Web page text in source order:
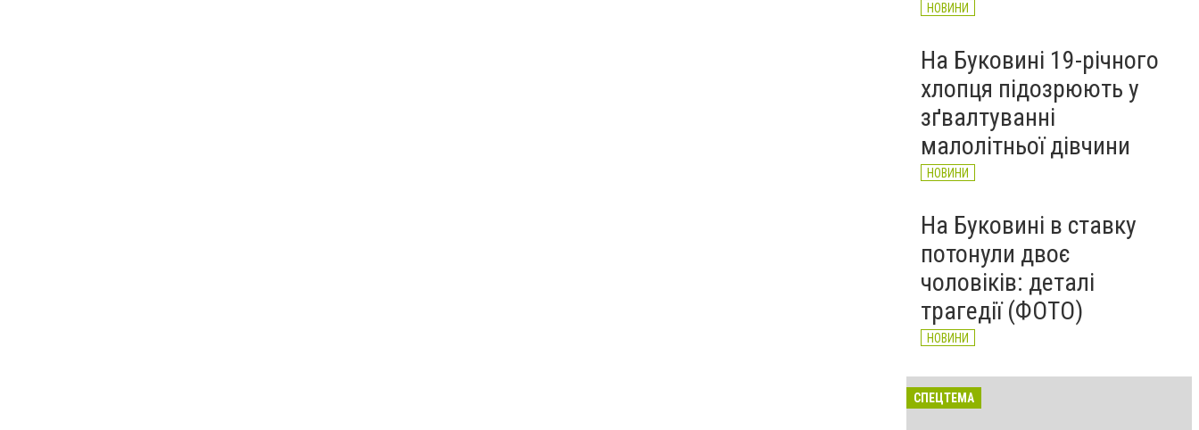
НОВИНИ
На Буковині 19-річного
хлопця підозрюють у
зґвалтуванні
малолітньої дівчини
НОВИНИ
На Буковині в ставку
потонули двоє
чоловіків: деталі
трагедії (ФОТО)
НОВИНИ
СПЕЦТЕМА